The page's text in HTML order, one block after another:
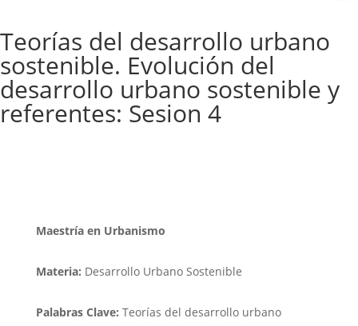
Teorías del desarrollo urbano
sostenible. Evolución del
desarrollo urbano sostenible y
referentes: Sesion 4
Maestría en Urbanismo
Materia: Desarrollo Urbano Sostenible
Palabras Clave: Teorías del desarrollo urbano